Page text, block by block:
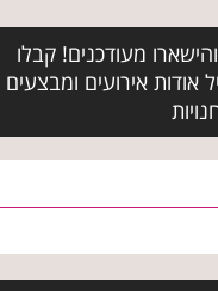
מעודכנים! קבלו
אודות אירועים ומבצעים